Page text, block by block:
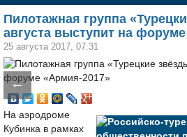
Пилотажная группа
августа выступит на
25 августа 2017, 07:31
←
На аэродроме
Кубинка в рамках